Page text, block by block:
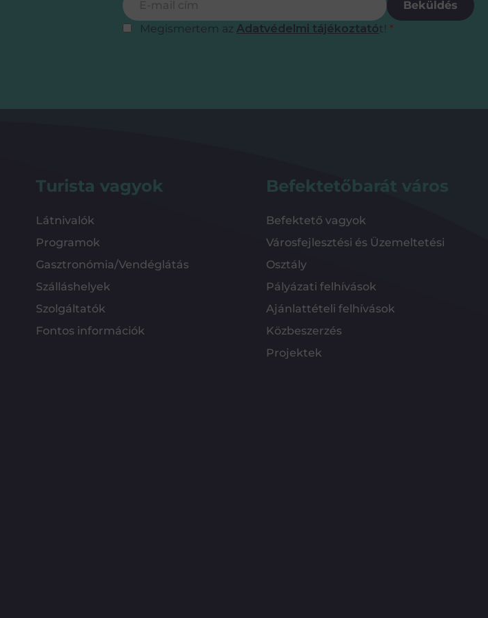
*
Megismertem az Adatvédelmi tájékoztatót!
Beküldés
Turista vagyok
Látnivalók
Programok
Gasztronómia/Vendéglátás
Szálláshelyek
Szolgáltatók
Fontos információk
Befektetőbarát város
Befektető vagyok
Városfejlesztési és Üzemeltetési
Osztály
Pályázati felhívások
Ajánlattételi felhívások
Közbeszerzés
Projektek